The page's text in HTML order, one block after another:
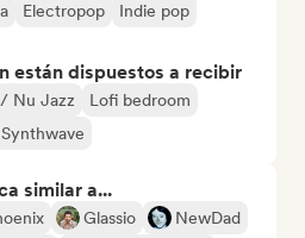
Electropop
Indie pop
están dispuestos a recibir
Nu Jazz
Lofi bedroom
Synthwave
similar a...
Glassio
NewDad